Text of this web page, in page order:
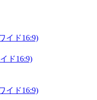
イド16:9)
ド16:9)
イド16:9)